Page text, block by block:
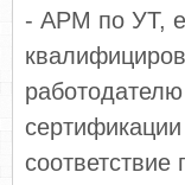
- АРМ по УТ,